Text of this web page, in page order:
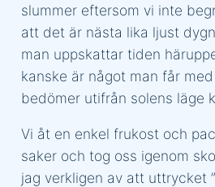
slummer eftersom vi inte
att det är nästa lika ljust
man uppskattar tiden
kanske är något man får
bedömer utifrån solens läge
Vi åt en enkel frukost och
saker och tog oss igenom
jag verkligen av att uttrycket